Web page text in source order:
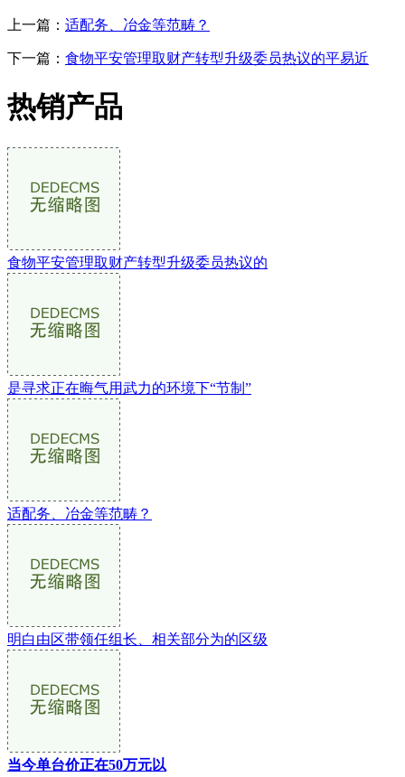
上一篇： 适配务、冶金等范畴？
下一篇： 食物平安管理取财产转型升级委员热议的平易近
热销产品
食物平安管理取财产转型升级委员热议的
是寻求正在晦气用武力的环境下“节制”
适配务、冶金等范畴？
明白由区带领任组长、相关部分为的区级
当今单台价正在50万元以